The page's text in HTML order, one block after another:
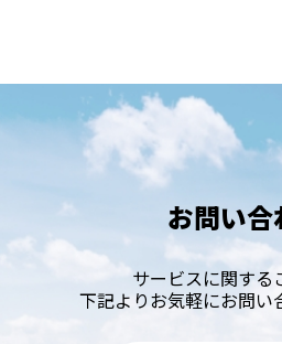
お問い合
サービスに関する
下記よりお気軽にお問い